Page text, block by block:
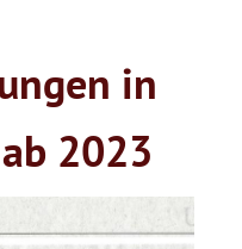
in
2023